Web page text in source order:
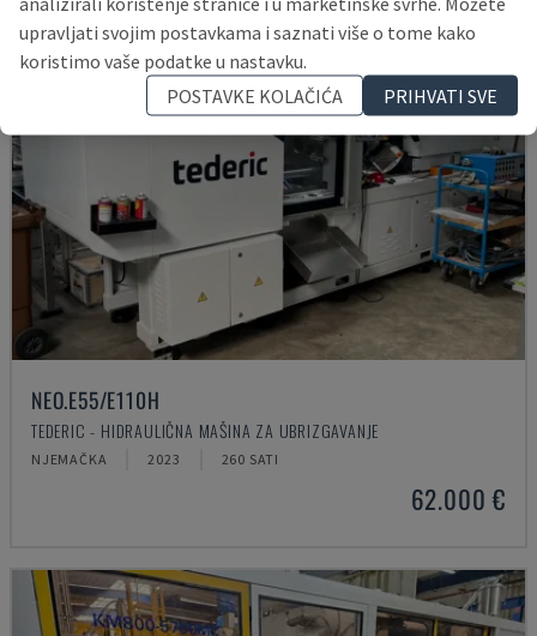
NEO.E55/E110H
TEDERIC - HIDRAULIČNA MAŠINA ZA UBRIZGAVANJE
NJEMAČKA 2023 260 SATI
62.000 €
upravljati svojim postavkama i saznati više o tome kako
koristimo vaše podatke u nastavku.
POSTAVKE KOLAČIĆA
PRIHVATI SVE